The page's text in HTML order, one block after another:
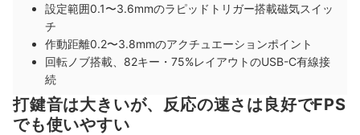
設定範囲0.1〜3.6mmのラピッドトリガー搭載磁気スイッ
チ
作動距離0.2〜3.8mmのアクチュエーションポイント
回転ノブ搭載、82キー・75%レイアウトのUSB-C有線接
続
打鍵音は大きいが、反応の速さは良好でFPS
でも使いやすい